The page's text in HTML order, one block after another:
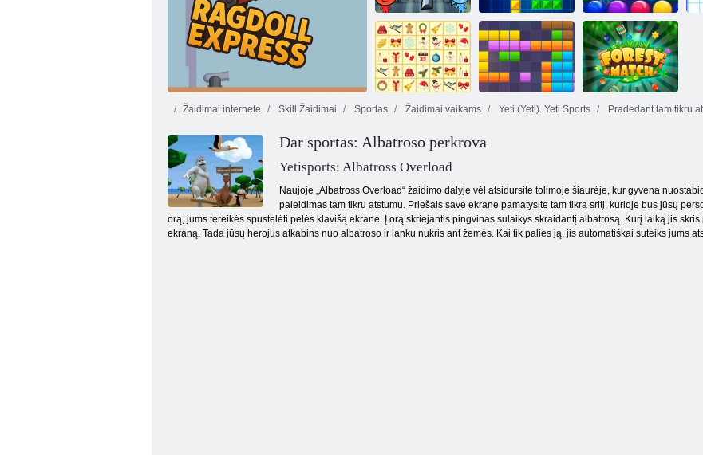
„Ragdoll Express“
„Fireboy“ ir
„Vochergirl 4“:
„Crystal
Temple“
Tentrix
Smarty Burbulai
Kalėdos
Edition"
Kris-Mas
Mahjong
Žaidimai internete Skill Žaidimai Sportas Žaidimai vaikams Yeti (Yeti). Yeti Sports Pradedant tam tikru
Dar sportas: Albatroso perkrova
Yetisports: Albatross Overload
Naujoje „Albatross Overload“ žaidimo dalyje vėl atsidursite tolimoje šiaurėje, kur gyvena
paleidimas tam tikru atstumu. Priešais save ekrane pamatysite tam tikrą sritį, kurioje bus jūsų
orą, jums tereikės spustelėti pelės klavišą ekrane. Į orą skriejantis pingvinas sulaikys skraidantį albatrosą. Kurį laiką jis
ekraną. Tada jūsų herojus atkabins nuo albatroso ir lanku nukris ant žemės. Kai tik palies ją, jis automatiškai suteiks jums